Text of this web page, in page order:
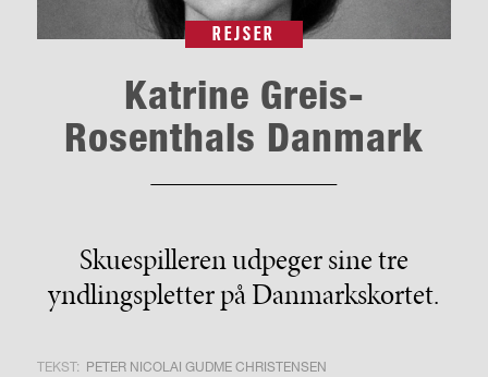
REJSER
Katrine Greis-
Rosenthals Danmark
Skuespilleren udpeger sine tre
yndlingspletter på Danmarkskortet.
TEKST: PETER NICOLAI GUDME CHRISTENSEN